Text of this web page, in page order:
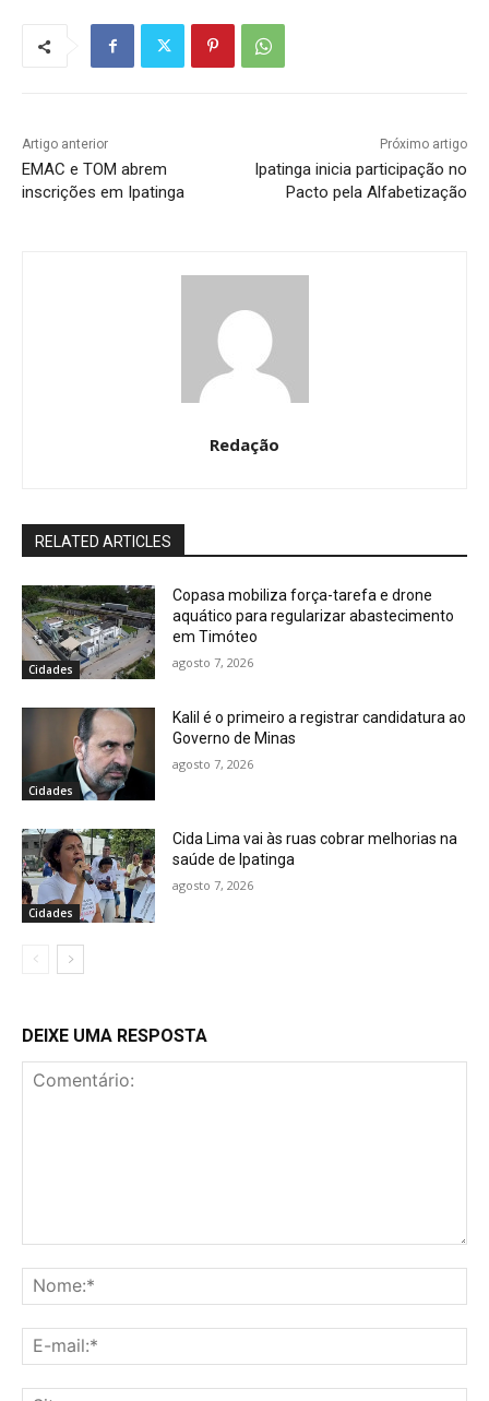
Artigo anterior
EMAC e TOM abrem
inscrições em Ipatinga
Próximo artigo
Ipatinga inicia participação no
Pacto pela Alfabetização
Redação
RELATED ARTICLES
Cidades
Copasa mobiliza força-tarefa e drone
aquático para regularizar abastecimento
em Timóteo
agosto 7, 2026
Cidades
Kalil é o primeiro a registrar candidatura ao
Governo de Minas
agosto 7, 2026
Cidades
Cida Lima vai às ruas cobrar melhorias na
saúde de Ipatinga
agosto 7, 2026
DEIXE UMA RESPOSTA